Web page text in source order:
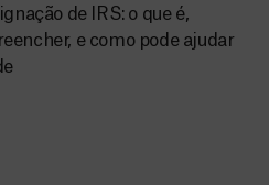
IRS 2026
de IRS: o que é,
e como pode ajudar